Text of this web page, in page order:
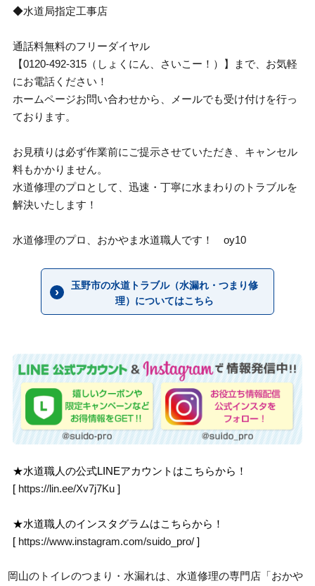
◆水道局指定工事店
通話料無料のフリーダイヤル
【0120-492-315（しょくにん、さいこー！）】まで、お気軽
にお電話ください！
ホームページお問い合わせから、メールでも受け付けを行っ
ております。
お見積りは必ず作業前にご提示させていただき、キャンセル
料もかかりません。
水道修理のプロとして、迅速・丁寧に水まわりのトラブルを
解決いたします！
水道修理のプロ、おかやま水道職人です！ oy10
玉野市の水道トラブル（水漏れ・つまり修
理）についてはこちら
★水道職人の公式LINEアカウントはこちらから！
[ https://lin.ee/Xv7j7Ku ]
★水道職人のインスタグラムはこちらから！
[ https://www.instagram.com/suido_pro/ ]
岡山のトイレのつまり・水漏れは、水道修理の専門店「おかや